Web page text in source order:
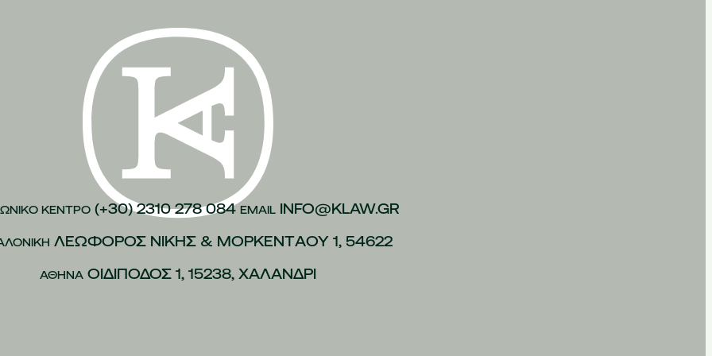
ΚEΝΤΡΟ (+30) 2310 278 084 EMAIL INFO@KLAW.GR
ΛΕΩΦOΡΟΣ ΝIΚΗΣ & ΜΟΡΚΕΝΤAΟΥ 1, 54622
ΑΘHΝΑ ΟΙΔIΠΟΔΟΣ 1, 15238, ΧΑΛAΝΔΡΙ